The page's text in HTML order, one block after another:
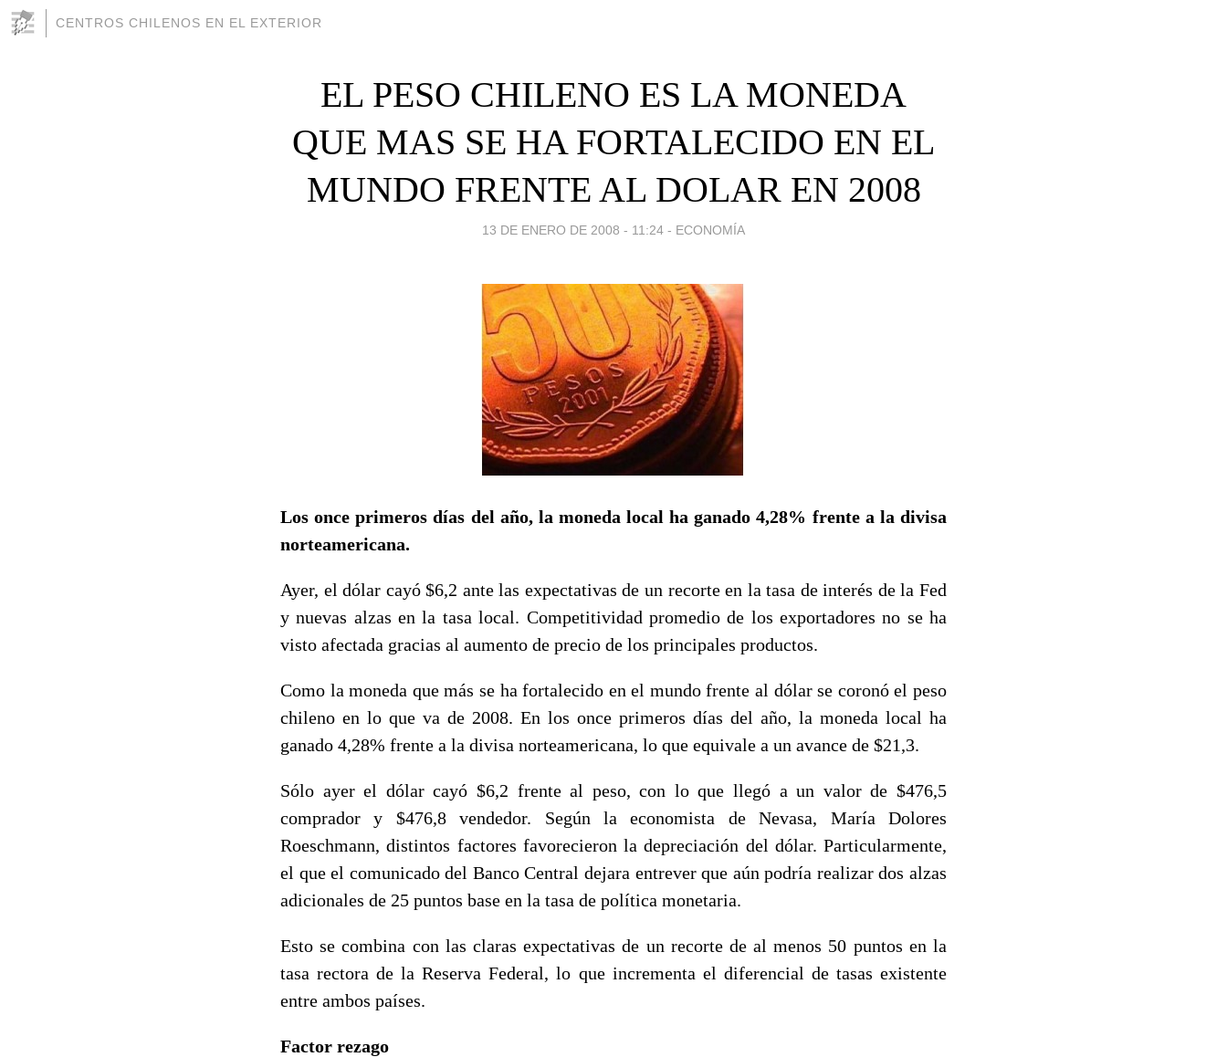
CENTROS CHILENOS EN EL EXTERIOR
EL PESO CHILENO ES LA MONEDA
QUE MAS SE HA FORTALECIDO EN EL
MUNDO FRENTE AL DOLAR EN 2008
13 DE ENERO DE 2008 - 11:24 - ECONOMÍA
Los once primeros días del año, la moneda local ha ganado 4,28% frente a la divisa
norteamericana.
Ayer, el dólar cayó $6,2 ante las expectativas de un recorte en la tasa de interés de la Fed
y nuevas alzas en la tasa local. Competitividad promedio de los exportadores no se ha
visto afectada gracias al aumento de precio de los principales productos.
Como la moneda que más se ha fortalecido en el mundo frente al dólar se coronó el peso
chileno en lo que va de 2008. En los once primeros días del año, la moneda local ha
ganado 4,28% frente a la divisa norteamericana, lo que equivale a un avance de $21,3.
Sólo ayer el dólar cayó $6,2 frente al peso, con lo que llegó a un valor de $476,5
comprador y $476,8 vendedor. Según la economista de Nevasa, María Dolores
Roeschmann, distintos factores favorecieron la depreciación del dólar. Particularmente,
el que el comunicado del Banco Central dejara entrever que aún podría realizar dos alzas
adicionales de 25 puntos base en la tasa de política monetaria.
Esto se combina con las claras expectativas de un recorte de al menos 50 puntos en la
tasa rectora de la Reserva Federal, lo que incrementa el diferencial de tasas existente
entre ambos países.
Factor rezago